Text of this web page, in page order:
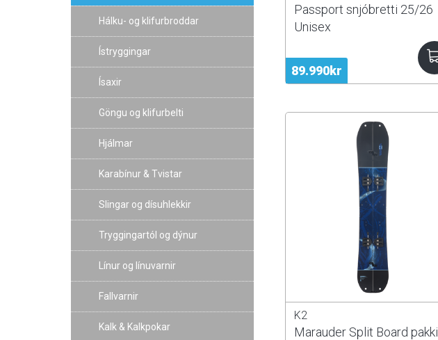
89.990kr
Passport snjóbretti 25/26
Unisex
K2
Marauder Split Board pakki
Hálku- og klifurbroddar
Ístryggingar
Ísaxir
Göngu og klifurbelti
Hjálmar
Karabínur & Tvistar
Slingar og dísuhlekkir
Tryggingartól og dýnur
Línur og línuvarnir
Fallvarnir
Kalk & Kalkpokar